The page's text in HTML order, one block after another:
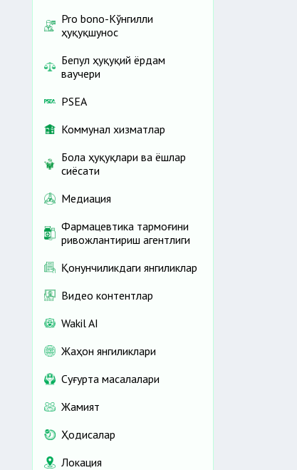
Pro bono-Кўнгилли
ҳуқуқшунос
Бепул ҳуқуқий ёрдам
ваучери
PSEA
Коммунал хизматлар
Бола ҳуқуқлари ва ёшлар
сиёсати
Медиация
Фармацевтика тармоғини
ривожлантириш агентлиги
Қонунчиликдаги янгиликлар
Видео контентлар
Wakil AI
Жаҳон янгиликлари
Cуғурта масалалари
Жамият
Ҳодисалар
Локация